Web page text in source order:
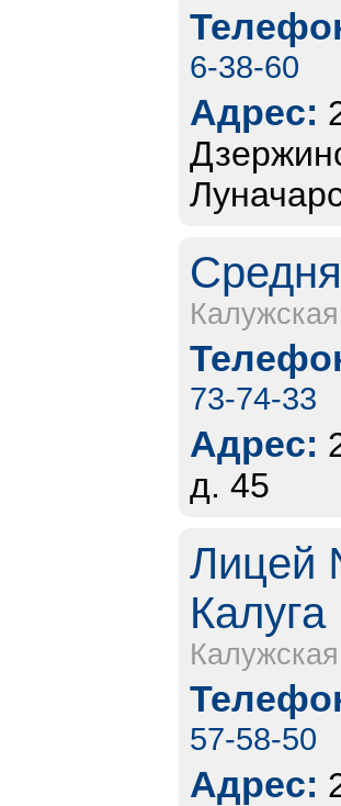
6-38-60
Адрес:
73-74-33
Адрес:
д. 45
Лицей
Калуга
57-58-50
Адрес: